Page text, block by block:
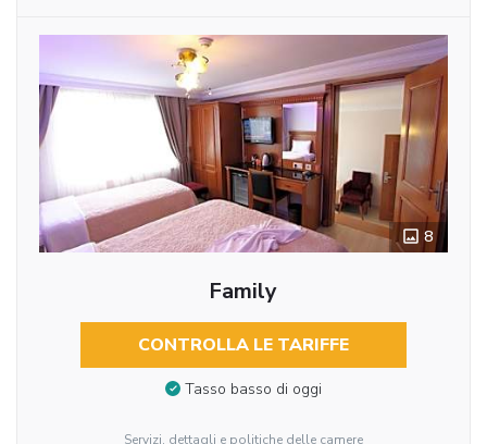
8
Family
CONTROLLA LE TARIFFE
Tasso basso di oggi
Servizi, dettagli e politiche delle camere